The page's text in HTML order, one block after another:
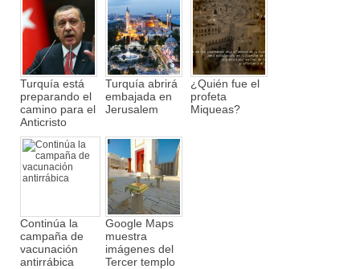
Turquía está
preparando el
camino para el
Anticristo
Turquía abrirá
embajada en
Jerusalem
¿Quién fue el
profeta
Miqueas?
Continúa la
campaña de
vacunación
antirrábica
Google Maps
muestra
imágenes del
Tercer templo